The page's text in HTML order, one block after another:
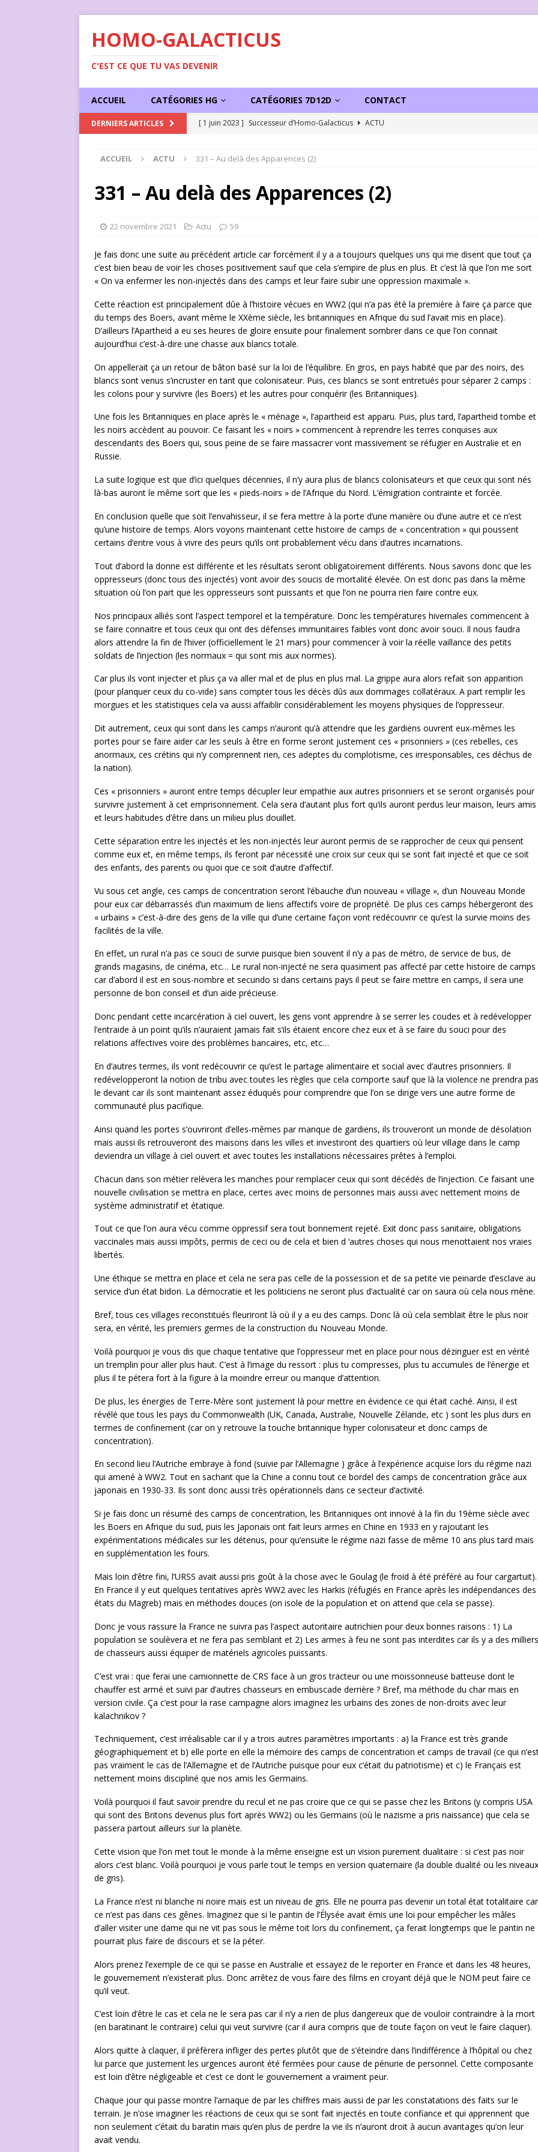
HOMO-GALACTICUS
C'EST CE QUE TU VAS DEVENIR
ACCUEIL CATÉGORIES HG CATÉGORIES 7D12D CONTACT
DERNIERS ARTICLES [ 1 juin 2023 ] Successeur d’Homo-Galacticus ACTU
ACCUEIL ACTU 331 – Au delà des Apparences (2)
331 – Au delà des Apparences (2)
22 novembre 2021 Actu 59
Je fais donc une suite au précédent article car forcément il y a a toujours quelques uns qui me disent que tout ça
c’est bien beau de voir les choses positivement sauf que cela s’empire de plus en plus. Et c’est là que l’on me sort
« On va enfermer les non-injectés dans des camps et leur faire subir une oppression maximale ».
Cette réaction est principalement dûe à l’histoire vécues en WW2 (qui n’a pas été la première à faire ça parce que
du temps des Boers, avant même le XXème siècle, les britanniques en Afrique du sud l’avait mis en place).
D’ailleurs l’Apartheid a eu ses heures de gloire ensuite pour finalement sombrer dans ce que l’on connait
aujourd’hui c’est-à-dire une chasse aux blancs totale.
On appellerait ça un retour de bâton basé sur la loi de l’équilibre. En gros, en pays habité que par des noirs, des
blancs sont venus s’incruster en tant que colonisateur. Puis, ces blancs se sont entretués pour séparer 2 camps :
les colons pour y survivre (les Boers) et les autres pour conquérir (les Britanniques).
Une fois les Britanniques en place après le « ménage », l’apartheid est apparu. Puis, plus tard, l’apartheid tombe et
les noirs accèdent au pouvoir. Ce faisant les « noirs » commencent à reprendre les terres conquises aux
descendants des Boers qui, sous peine de se faire massacrer vont massivement se réfugier en Australie et en
Russie.
La suite logique est que d’ici quelques décennies, il n’y aura plus de blancs colonisateurs et que ceux qui sont nés
là-bas auront le même sort que les « pieds-noirs » de l’Afrique du Nord. L’émigration contrainte et forcée.
En conclusion quelle que soit l’envahisseur, il se fera mettre à la porte d’une manière ou d’une autre et ce n’est
qu’une histoire de temps. Alors voyons maintenant cette histoire de camps de « concentration » qui poussent
certains d’entre vous à vivre des peurs qu’ils ont probablement vécu dans d’autres incarnations.
Tout d’abord la donne est différente et les résultats seront obligatoirement différents. Nous savons donc que les
oppresseurs (donc tous des injectés) vont avoir des soucis de mortalité élevée. On est donc pas dans la même
situation où l’on part que les oppresseurs sont puissants et que l’on ne pourra rien faire contre eux.
Nos principaux alliés sont l’aspect temporel et la température. Donc les températures hivernales commencent à
se faire connaitre et tous ceux qui ont des défenses immunitaires faibles vont donc avoir souci. Il nous faudra
alors attendre la fin de l’hiver (officiellement le 21 mars) pour commencer à voir la réelle vaillance des petits
soldats de l’injection (les normaux = qui sont mis aux normes).
Car plus ils vont injecter et plus ça va aller mal et de plus en plus mal. La grippe aura alors refait son apparition
(pour planquer ceux du co-vide) sans compter tous les décès dûs aux dommages collatéraux. A part remplir les
morgues et les statistiques cela va aussi affaiblir considérablement les moyens physiques de l’oppresseur.
Dit autrement, ceux qui sont dans les camps n’auront qu’à attendre que les gardiens ouvrent eux-mêmes les
portes pour se faire aider car les seuls à être en forme seront justement ces « prisonniers » (ces rebelles, ces
anormaux, ces crétins qui n’y comprennent rien, ces adeptes du complotisme, ces irresponsables, ces déchus de
la nation).
Ces « prisonniers » auront entre temps décupler leur empathie aux autres prisonniers et se seront organisés pour
survivre justement à cet emprisonnement. Cela sera d’autant plus fort qu’ils auront perdus leur maison, leurs amis
et leurs habitudes d’être dans un milieu plus douillet.
Cette séparation entre les injectés et les non-injectés leur auront permis de se rapprocher de ceux qui pensent
comme eux et, en même temps, ils feront par nécessité une croix sur ceux qui se sont fait injecté et que ce soit
des enfants, des parents ou quoi que ce soit d’autre d’affectif.
Vu sous cet angle, ces camps de concentration seront l’ébauche d’un nouveau « village », d’un Nouveau Monde
pour eux car débarrassés d’un maximum de liens affectifs voire de propriété. De plus ces camps hébergeront des
« urbains » c’est-à-dire des gens de la ville qui d’une certaine façon vont redécouvrir ce qu’est la survie moins des
facilités de la ville.
En effet, un rural n’a pas ce souci de survie puisque bien souvent il n’y a pas de métro, de service de bus, de
grands magasins, de cinéma, etc… Le rural non-injecté ne sera quasiment pas affecté par cette histoire de camps
car d’abord il est en sous-nombre et secundo si dans certains pays il peut se faire mettre en camps, il sera une
personne de bon conseil et d’un aide précieuse.
Donc pendant cette incarcération à ciel ouvert, les gens vont apprendre à se serrer les coudes et à redévelopper
l’entraide à un point qu’ils n’auraient jamais fait s’ils étaient encore chez eux et à se faire du souci pour des
relations affectives voire des problèmes bancaires, etc, etc…
En d’autres termes, ils vont redécouvrir ce qu’est le partage alimentaire et social avec d’autres prisonniers. Il
redévelopperont la notion de tribu avec toutes les règles que cela comporte sauf que là la violence ne prendra pas
le devant car ils sont maintenant assez éduqués pour comprendre que l’on se dirige vers une autre forme de
communauté plus pacifique.
Ainsi quand les portes s’ouvriront d’elles-mêmes par manque de gardiens, ils trouveront un monde de désolation
mais aussi ils retrouveront des maisons dans les villes et investiront des quartiers où leur village dans le camp
deviendra un village à ciel ouvert et avec toutes les installations nécessaires prêtes à l’emploi.
Chacun dans son métier relèvera les manches pour remplacer ceux qui sont décédés de l’injection. Ce faisant une
nouvelle civilisation se mettra en place, certes avec moins de personnes mais aussi avec nettement moins de
système administratif et étatique.
Tout ce que l’on aura vécu comme oppressif sera tout bonnement rejeté. Exit donc pass sanitaire, obligations
vaccinales mais aussi impôts, permis de ceci ou de cela et bien d ‘autres choses qui nous menottaient nos vraies
libertés.
Une éthique se mettra en place et cela ne sera pas celle de la possession et de sa petite vie peinarde d’esclave au
service d’un état bidon. La démocratie et les politiciens ne seront plus d’actualité car on saura où cela nous mène.
Bref, tous ces villages reconstitués fleuriront là où il y a eu des camps. Donc là où cela semblait être le plus noir
sera, en vérité, les premiers germes de la construction du Nouveau Monde.
Voilà pourquoi je vous dis que chaque tentative que l’oppresseur met en place pour nous dézinguer est en vérité
un tremplin pour aller plus haut. C’est à l’image du ressort : plus tu compresses, plus tu accumules de l’énergie et
plus il te pétera fort à la figure à la moindre erreur ou manque d’attention.
De plus, les énergies de Terre-Mère sont justement là pour mettre en évidence ce qui était caché. Ainsi, il est
révélé que tous les pays du Commonwealth (UK, Canada, Australie, Nouvelle Zélande, etc ) sont les plus durs en
termes de confinement (car on y retrouve la touche britannique hyper colonisateur et donc camps de
concentration).
En second lieu l’Autriche embraye à fond (suivie par l’Allemagne ) grâce à l’expérience acquise lors du régime nazi
qui amené à WW2. Tout en sachant que la Chine a connu tout ce bordel des camps de concentration grâce aux
japonais en 1930-33. Ils sont donc aussi très opérationnels dans ce secteur d’activité.
Si je fais donc un résumé des camps de concentration, les Britanniques ont innové à la fin du 19ème siècle avec
les Boers en Afrique du sud, puis les Japonais ont fait leurs armes en Chine en 1933 en y rajoutant les
expérimentations médicales sur les détenus, pour qu’ensuite le régime nazi fasse de même 10 ans plus tard mais
en supplémentation les fours.
Mais loin d’être fini, l’URSS avait aussi pris goût à la chose avec le Goulag (le froid à été préféré au four cargartuit).
En France il y eut quelques tentatives après WW2 avec les Harkis (réfugiés en France après les indépendances des
états du Magreb) mais en méthodes douces (on isole de la population et on attend que cela se passe).
Donc je vous rassure la France ne suivra pas l’aspect autoritaire autrichien pour deux bonnes raisons : 1) La
population se soulèvera et ne fera pas semblant et 2) Les armes à feu ne sont pas interdites car ils y a des milliers
de chasseurs aussi équiper de matériels agricoles puissants.
C’est vrai : que ferai une camionnette de CRS face à un gros tracteur ou une moissonneuse batteuse dont le
chauffer est armé et suivi par d’autres chasseurs en embuscade derrière ? Bref, ma méthode du char mais en
version civile. Ça c’est pour la rase campagne alors imaginez les urbains des zones de non-droits avec leur
kalachnikov ?
Techniquement, c’est irréalisable car il y a trois autres paramètres importants : a) la France est très grande
géographiquement et b) elle porte en elle la mémoire des camps de concentration et camps de travail (ce qui
pas vraiment le cas de l’Allemagne et de l’Autriche puisque pour eux c’était du patriotisme) et c) le Français est
nettement moins discipliné que nos amis les Germains.
Voilà pourquoi il faut savoir prendre du recul et ne pas croire que ce qui se passe chez les Britons (y compris USA
qui sont des Britons devenus plus fort après WW2) ou les Germains (où le nazisme a pris naissance) que cela se
passera partout ailleurs sur la planète.
Cette vision que l’on met tout le monde à la même enseigne est un vision purement dualitaire : si c’est pas noir
alors c’est blanc. Voilà pourquoi je vous parle tout le temps en version quaternaire (la double dualité ou les niveaux
de gris).
La France n’est ni blanche ni noire mais est un niveau de gris. Elle ne pourra pas devenir un total état totalitaire car
ce n’est pas dans ces gênes. Imaginez que si le pantin de l’Élysée avait émis une loi pour empêcher les mâles
d’aller visiter une dame qui ne vit pas sous le même toit lors du confinement, ça ferait longtemps que le pantin ne
pourrait plus faire de discours et se la péter.
Alors prenez l’exemple de ce qui se passe en Australie et essayez de le reporter en France et dans les 48 heures,
le gouvernement n’existerait plus. Donc arrêtez de vous faire des films en croyant déjà que le NOM peut faire ce
qu’il veut.
C’est loin d’être le cas et cela ne le sera pas car il n’y a rien de plus dangereux que de vouloir contraindre à la mort
(en baratinant le contraire) celui qui veut survivre (car il aura compris que de toute façon on veut le faire claquer).
Alors quitte à claquer, il préfèrera infliger des pertes plutôt que de s’éteindre dans l’indifférence à l’hôpital ou chez
lui parce que justement les urgences auront été fermées pour cause de pénurie de personnel. Cette composante
est loin d’être négligeable et c’est ce dont le gouvernement a vraiment peur.
Chaque jour qui passe montre l’arnaque de par les chiffres mais aussi de par les constatations des faits sur le
terrain. Je n’ose imaginer les réactions de ceux qui se sont fait injectés en toute confiance et qui apprennent que
non seulement c’était du baratin mais qu’en plus de perdre la vie ils n’auront droit à aucun avantages qu’on leur
avait vendu.